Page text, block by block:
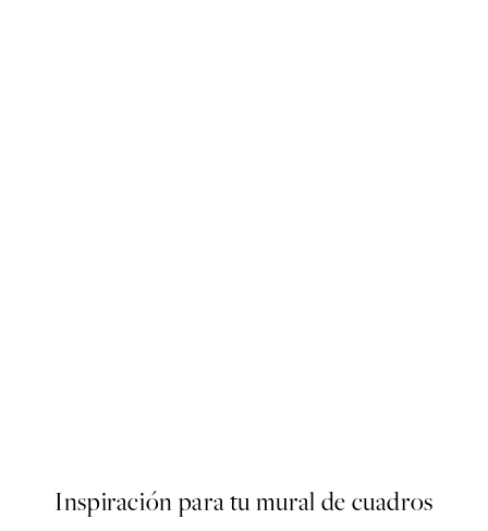
Inspiración para tu mural de cuadros